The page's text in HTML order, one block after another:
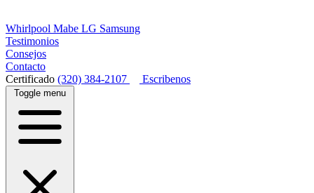
Whirlpool Mabe LG Samsung
Testimonios
Consejos
Contacto
Certificado (320) 384-2107 Escribenos
Toggle menu